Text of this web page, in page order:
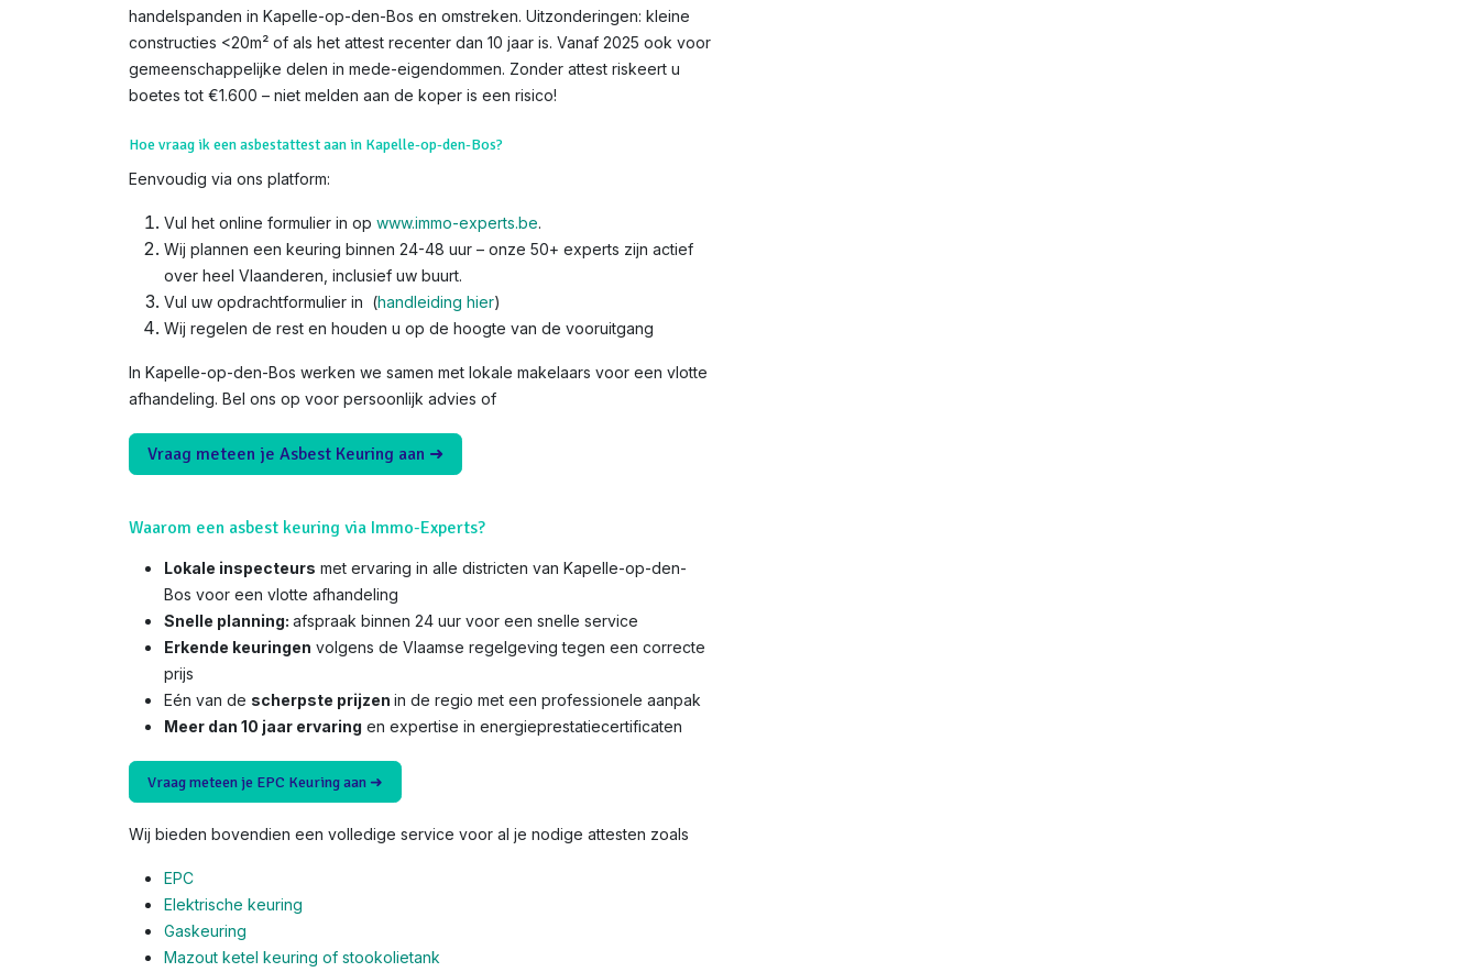
handelspanden in Kapelle-op-den-Bos en omstreken. Uitzonderingen: kleine
constructies <20m² of als het attest recenter dan 10 jaar is. Vanaf 2025 ook voor
gemeenschappelijke delen in mede-eigendommen. Zonder attest riskeert u
boetes tot €1.600 – niet melden aan de koper is een risico!​
Hoe vraag ik een asbestattest aan in Kapelle-op-den-Bos?
Eenvoudig via ons platform:
Vul het online formulier in op www.immo-experts.be.
Wij plannen een keuring binnen 24-48 uur – onze 50+ experts zijn actief
over heel Vlaanderen, inclusief uw buurt.
Vul uw opdrachtformulier in (handleiding hier)
Wij regelen de rest en houden u op de hoogte van de vooruitgang
In Kapelle-op-den-Bos werken we samen met lokale makelaars voor een vlotte
afhandeling. Bel ons op voor persoonlijk advies of
Vraag meteen je Asbest Keuring aan ➜
Waarom een asbest keuring via Immo-Experts?
Lokale inspecteurs met ervaring in alle districten van Kapelle-op-den-
Bos voor een vlotte afhandeling
Snelle planning: afspraak binnen 24 uur voor een snelle service
Erkende keuringen volgens de Vlaamse regelgeving tegen een correcte
prijs
Eén van de scherpste prijzen in de regio met een professionele aanpak
Meer dan 10 jaar ervaring en expertise in energieprestatiecertificaten
Vraag meteen je EPC Keuring aan ➜
Wij bieden bovendien een volledige service voor al je nodige attesten zoals
EPC
Elektrische keuring
Gaskeuring
Mazout ketel keuring of stookolietank